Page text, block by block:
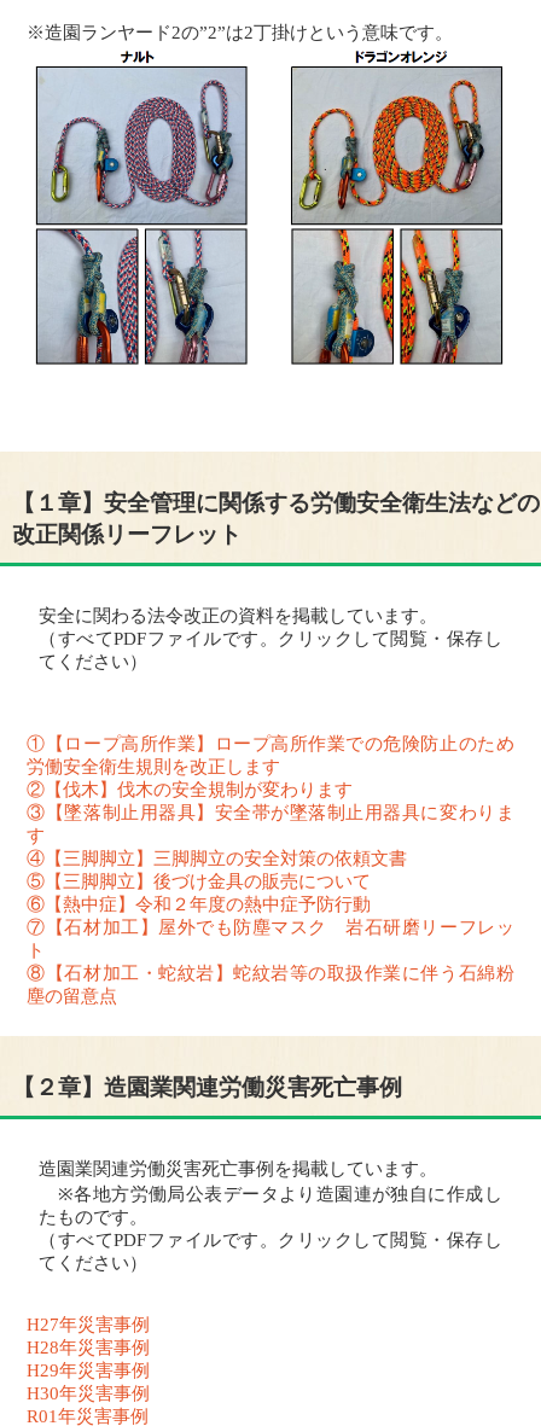
※造園ランヤード2の”2”は2丁掛けという意味です。
【１章】安全管理に関係する労働安全衛生法などの
改正関係リーフレット
安全に関わる法令改正の資料を掲載しています。
（すべてPDFファイルです。クリックして閲覧・保存し
てください）
①【ロープ高所作業】ロープ高所作業での危険防止のため
労働安全衛生規則を改正します
②【伐木】伐木の安全規制が変わります
③【墜落制止用器具】安全帯が墜落制止用器具に変わりま
す
④【三脚脚立】三脚脚立の安全対策の依頼文書
⑤【三脚脚立】後づけ金具の販売について
⑥【熱中症】令和２年度の熱中症予防行動
⑦【石材加工】屋外でも防塵マスク 岩石研磨リーフレッ
ト
⑧【石材加工・蛇紋岩】蛇紋岩等の取扱作業に伴う石綿粉
塵の留意点
【２章】造園業関連労働災害死亡事例
造園業関連労働災害死亡事例を掲載しています。
※各地方労働局公表データより造園連が独自に作成し
たものです。
（すべてPDFファイルです。クリックして閲覧・保存し
てください）
H27年災害事例
H28年災害事例
H29年災害事例
H30年災害事例
R01年災害事例